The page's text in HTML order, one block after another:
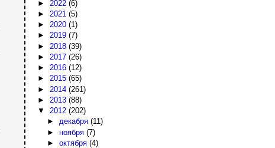
► 2022(6)
► 2021(5)
►2020(1)
►2019(7)
► 2018(39)
► 2017(26)
►2016(12)
►2015(65)
► 2014(261)
► 2013(88)
▼2012(202)
► декабря (11)
► ноября (7)
► октября (4)